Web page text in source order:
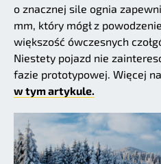
o znacznej sile ognia
mm, który mógł z
większość ówczesnych
Niestety pojazd nie
fazie prototypowej. Więcej
w tym artykule.